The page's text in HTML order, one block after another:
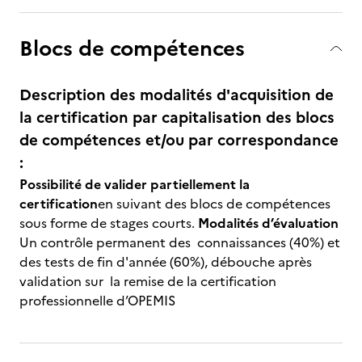
Blocs de compétences
Description des modalités d'acquisition de
la certification par capitalisation des blocs
de compétences et/ou par correspondance
:
Possibilité de valider partiellement la
certificationen suivant des blocs de compétences
sous forme de stages courts. Modalités d’évaluation
Un contrôle permanent des connaissances (40%) et
des tests de fin d'année (60%), débouche après
validation sur la remise de la certification
professionnelle d’OPEMIS